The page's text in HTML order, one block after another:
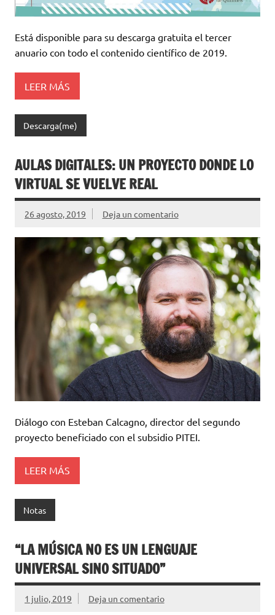
Está disponible para su descarga gratuita el tercer
anuario con todo el contenido científico de 2019.
LEER MÁS
Descarga(me)
AULAS DIGITALES: UN PROYECTO DONDE LO
VIRTUAL SE VUELVE REAL
26 agosto, 2019 Deja un comentario
Diálogo con Esteban Calcagno, director del segundo
proyecto beneficiado con el subsidio PITEI.
LEER MÁS
Notas
“LA MÚSICA NO ES UN LENGUAJE
UNIVERSAL SINO SITUADO”
1 julio, 2019 Deja un comentario